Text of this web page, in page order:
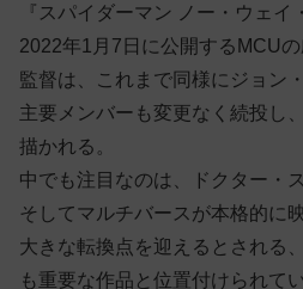
『スパイダーマン ノー・ウェ
2022年1月7日に公開するMCUの
監督は、これまで同様にジョン
主要メンバーも変更なく続投し
描かれる。
中でも注目なのは、ドクター・
そしてマルチバースが本格的に
大きな転換点を迎えるとされる
も重要な作品と位置付けられてい